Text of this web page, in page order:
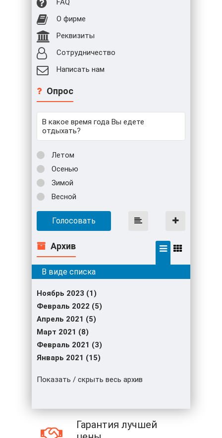
FAQ
О фирме
Реквизиты
Сотрудничество
Написать нам
Опрос
В какое время года Вы едете
отдыхать?
Летом
Осенью
Зимой
Весной
Голосовать
Архив
Ноябрь 2023 (1)
Февраль 2022 (5)
Апрель 2021 (5)
Март 2021 (8)
Февраль 2021 (3)
Январь 2021 (15)
Показать / скрыть весь архив
Гарантия лучшей